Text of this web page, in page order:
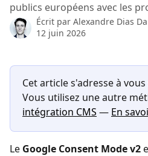
publics européens avec les
Écrit par Alexandre Dias
12 juin 2026
Cet article s'adresse à
Vous utilisez une autre
intégration CMS — En
Le Google Consent Mode v2